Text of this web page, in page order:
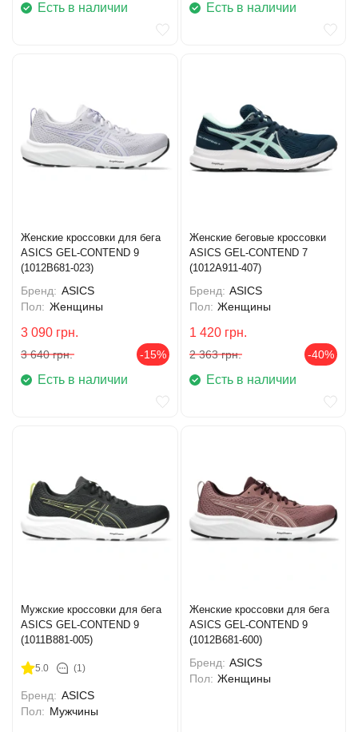
Есть в наличии Есть в наличии
Женские кроссовки для бега
ASICS GEL-CONTEND 9
(1012B681-023)
Бренд: ASICS
Пол: Женщины
3 090 грн.
3 640 грн. -15%
Есть в наличии
Женские беговые кроссовки
ASICS GEL-CONTEND 7
(1012A911-407)
Бренд: ASICS
Пол: Женщины
1 420 грн.
2 363 грн. -40%
Есть в наличии
Мужские кроссовки для бега
ASICS GEL-CONTEND 9
(1011B881-005)
5.0 (1)
Бренд: ASICS
Пол: Мужчины
Женские кроссовки для бега
ASICS GEL-CONTEND 9
(1012B681-600)
Бренд: ASICS
Пол: Женщины